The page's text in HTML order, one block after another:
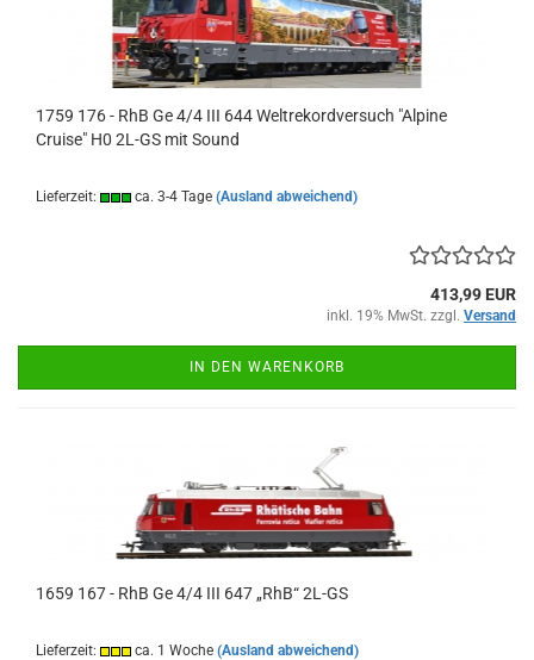
1759 176 - RhB Ge 4/4 III 644 Weltrekordversuch "Alpine
Cruise" H0 2L-GS mit Sound
Lieferzeit: ca. 3-4 Tage (Ausland abweichend)
413,99 EUR
inkl. 19% MwSt. zzgl. Versand
IN DEN WARENKORB
1659 167 - RhB Ge 4/4 III 647 „RhB“ 2L-GS
Lieferzeit: ca. 1 Woche (Ausland abweichend)